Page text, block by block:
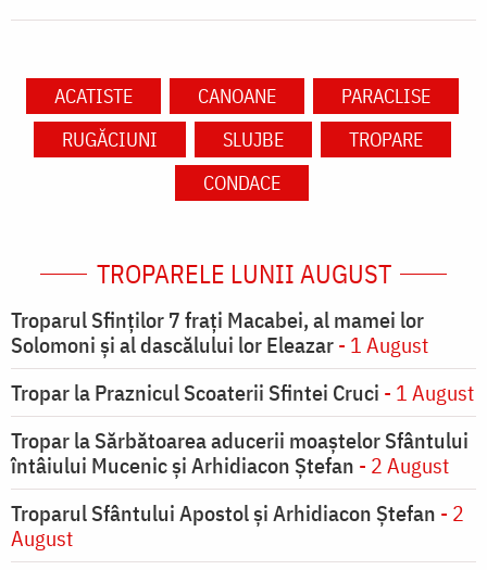
ACATISTE CANOANE
PARACLISE
RUGĂCIUNI
SLUJBE
TROPARE
CONDACE
TROPARELE LUNII AUGUST
Troparul Sfinţilor 7 fraţi Macabei, al mamei lor
Solomoni şi al dascălului lor Eleazar- 1 August
Tropar la Praznicul Scoaterii Sfintei Cruci - 1 August
Tropar la Sărbătoarea aducerii moaştelor Sfântului
întâiului Mucenic şi Arhidiacon Ştefan - 2 August
Troparul Sfântului Apostol și Arhidiacon Ștefan - 2
August